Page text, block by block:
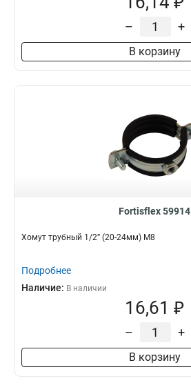
– +
В корзину
Fortisflex 59914
Хомут трубный 1/2” (20-24мм) М8
Подробнее
Наличие: В наличии
16,61 ₽
– +
В корзину